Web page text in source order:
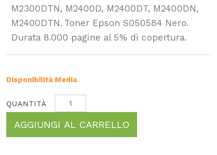
M2300DTN, M2400D, M2400DT, M2400DN,
M2400DTN. Toner Epson S050584 Nero.
Durata 8.000 pagine al 5% di copertura.
Disponibilità Media
AGGIUNGI AL CARRELLO